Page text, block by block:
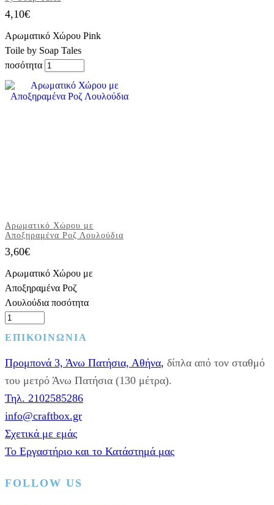
4,10€
Αρωματικό Χώρου Pink
Toile by Soap Tales
ποσότητα
Αρωματικό Χώρου με
Αποξηραμένα Ροζ Λουλούδια
3,60€
Αρωματικό Χώρου με
Αποξηραμένα Ροζ
Λουλούδια ποσότητα
ΕΠΙΚΟΙΝΩΝΙΑ
Προμπονά 3, Άνω Πατήσια, Αθήνα, δίπλα από τον σταθμό
του μετρό Άνω Πατήσια (130 μέτρα).
Τηλ. 2102585286
info@craftbox.gr
Σχετικά με εμάς
Το Εργαστήριο και το Κατάστημά μας
FOLLOW US